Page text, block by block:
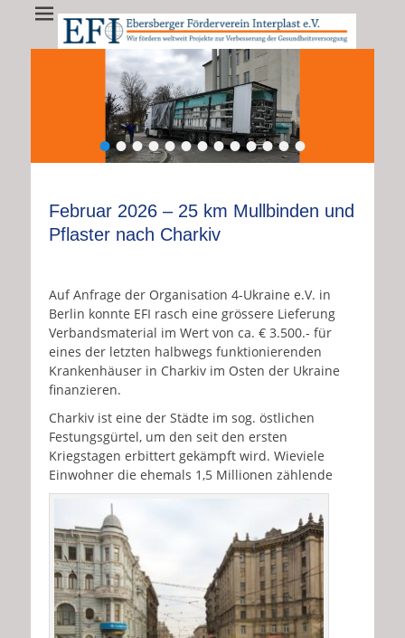
EFI - Ebersberger
Förderverein
Interplast e.V.
EFI e.V. fördert weltweit Projekte zur Verbesserung der
Gesundheitsversorgung
•••••••••••••
Februar 2026 – 25 km Mullbinden und
Pflaster nach Charkiv
Auf Anfrage der Organisation 4-Ukraine e.V. in
Berlin konnte EFI rasch eine grössere Lieferung
Verbandsmaterial im Wert von ca. € 3.500.- für
eines der letzten halbwegs funktionierenden
Krankenhäuser in Charkiv im Osten der Ukraine
finanzieren.
Charkiv ist eine der Städte im sog. östlichen
Festungsgürtel, um den seit den ersten
Kriegstagen erbittert gekämpft wird. Wieviele
Einwohner die ehemals 1,5 Millionen zählende